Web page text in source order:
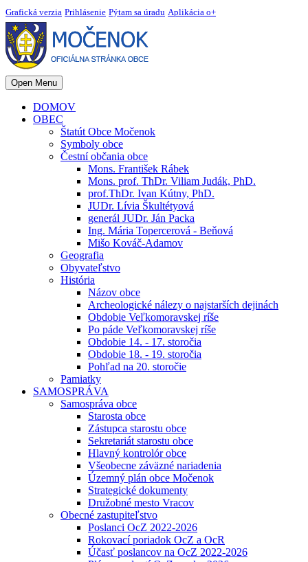
Grafická verzia Prihlásenie Pýtam sa úradu Aplikácia o+
Open Menu
DOMOV
OBEC
Štatút Obce Močenok
Symboly obce
Čestní občania obce
Mons. František Rábek
Mons. prof. ThDr. Viliam Judák, PhD.
prof.ThDr. Ivan Kútny, PhD.
JUDr. Lívia Škultétyová
generál JUDr. Ján Packa
Ing. Mária Topercerová - Beňová
Mišo Kováč-Adamov
Geografia
Obyvateľstvo
História
Názov obce
Archeologické nálezy o najstarších dejinách
Obdobie Veľkomoravskej ríše
Po páde Veľkomoravskej ríše
Obdobie 14. - 17. storočia
Obdobie 18. - 19. storočia
Pohľad na 20. storočie
Pamiatky
SAMOSPRÁVA
Samospráva obce
Starosta obce
Zástupca starostu obce
Sekretariát starostu obce
Hlavný kontrolór obce
Všeobecne záväzné nariadenia
Územný plán obce Močenok
Strategické dokumenty
Družobné mesto Vracov
Obecné zastupiteľstvo
Poslanci OcZ 2022-2026
Rokovací poriadok OcZ a OcR
Účasť poslancov na OcZ 2022-2026